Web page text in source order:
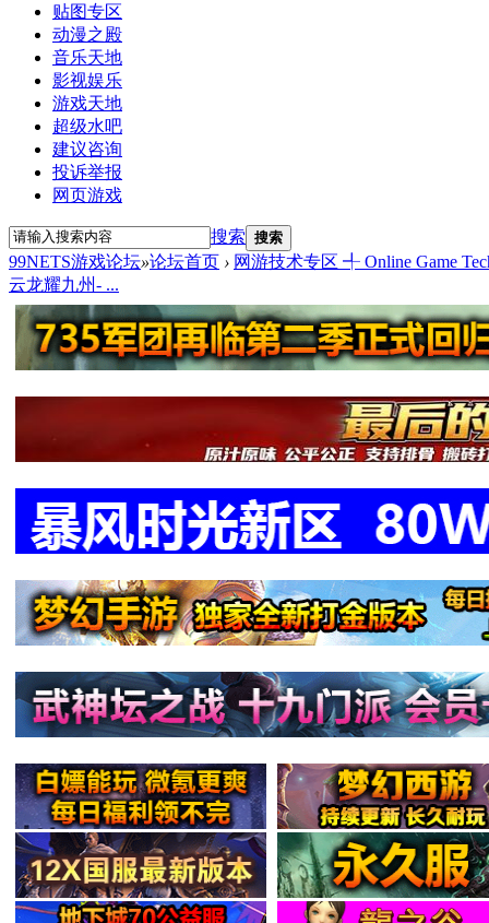
贴图专区
动漫之殿
音乐天地
影视娱乐
游戏天地
超级水吧
建议咨询
投诉举报
网页游戏
搜索 搜索
99NETS游戏论坛»论坛首页 › 网游技术专区 ╃ Online Game
云龙耀九州- ...